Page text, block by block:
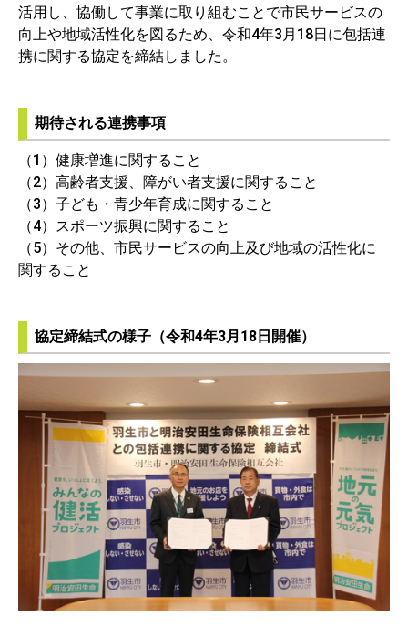
活用し、協働して事業に取り組むことで市民サービスの
向上や地域活性化を図るため、令和4年3月18日に包括連
携に関する協定を締結しました。
期待される連携事項
（1）健康増進に関すること
（2）高齢者支援、障がい者支援に関すること
（3）子ども・青少年育成に関すること
（4）スポーツ振興に関すること
（5）その他、市民サービスの向上及び地域の活性化に
関すること
協定締結式の様子（令和4年3月18日開催）